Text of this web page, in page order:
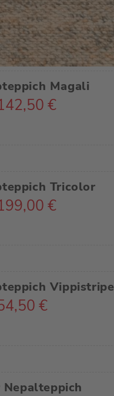
Magali
€Aktueller
Preis
Tricolor
€Aktueller
Preis
Vippistripe
€Aktueller
Preis
Nepalteppich